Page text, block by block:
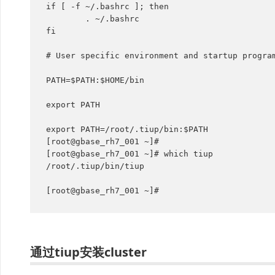
if [ -f ~/.bashrc ]; then
fi
# User specific environment and startup
PATH=$PATH:$HOME/bin
export PATH
export PATH=/root/.tiup/bin:$PATH
[root@gbase_rh7_001 ~]#
[root@gbase_rh7_001 ~]# which tiup
/root/.tiup/bin/tiup
[root@gbase_rh7_001 ~]#
通过tiup安装cluster